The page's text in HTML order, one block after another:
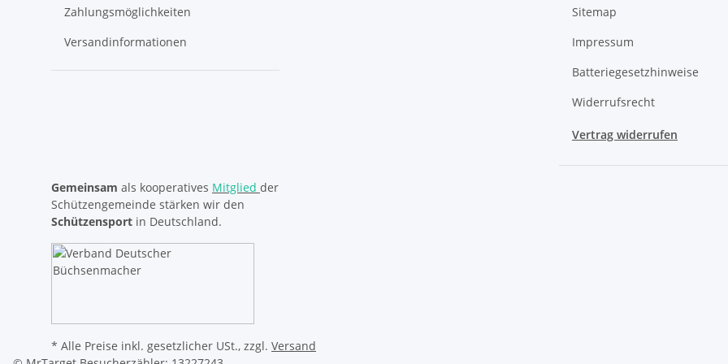
Zahlungsmöglichkeiten
Versandinformationen
Sitemap
Impressum
Batteriegesetzhinweise
Widerrufsrecht
Vertrag widerrufen
Gemeinsam als kooperatives Mitglied der
Schützengemeinde stärken wir den
Schützensport in Deutschland.
* Alle Preise inkl. gesetzlicher USt., zzgl. Versand